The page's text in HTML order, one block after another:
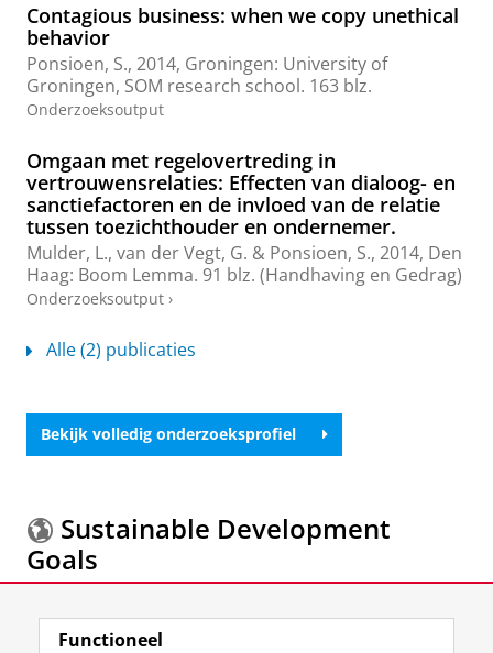
l
Contagious business: when we copy unethical
behavior
Ponsioen, S., 2014, Groningen: University of
Groningen, SOM research school. 163 blz.
Onderzoeksoutput
Omgaan met regelovertreding in
vertrouwensrelaties: Effecten van dialoog- en
sanctiefactoren en de invloed van de relatie
tussen toezichthouder en ondernemer.
Mulder, L., van der Vegt, G. & Ponsioen, S., 2014, Den
Haag: Boom Lemma. 91 blz. (Handhaving en Gedrag)
Onderzoeksoutput ›
Alle (2) publicaties
Bekijk volledig onderzoeksprofiel
Sustainable Development
Goals
Meer informatie over deSustainable Development
Goals.Functioneel